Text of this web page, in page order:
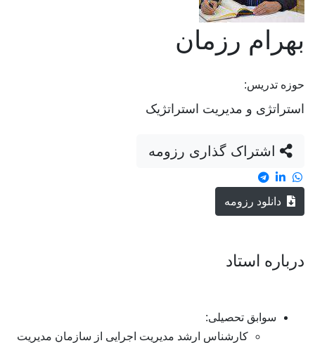
بهرام رزمان
حوزه تدریس:
استراتژی و مدیریت استراتژیک
دانلود رزومه
درباره استاد
سوابق تحصیلی:
کارشناس ارشد مدیریت اجرایی از سازمان مدیریت